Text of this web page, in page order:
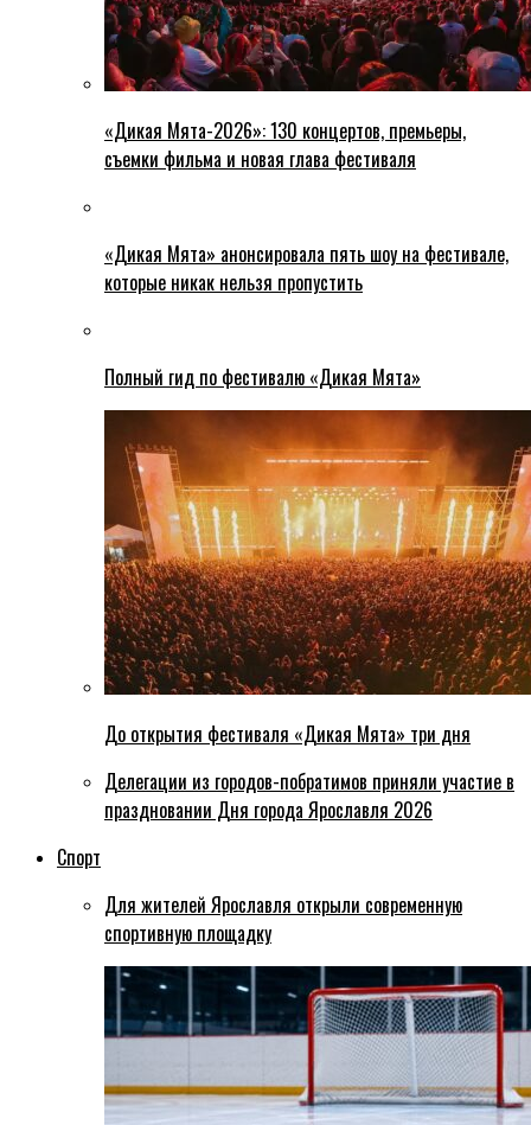
«Дикая Мята-2026»: 130 концертов, премьеры,
съемки фильма и новая глава фестиваля
«Дикая Мята» анонсировала пять шоу на фестивале,
которые никак нельзя пропустить
Полный гид по фестивалю «Дикая Мята»
До открытия фестиваля «Дикая Мята» три дня
Делегации из городов-побратимов приняли участие в
праздновании Дня города Ярославля 2026
Спорт
Для жителей Ярославля открыли современную
спортивную площадку